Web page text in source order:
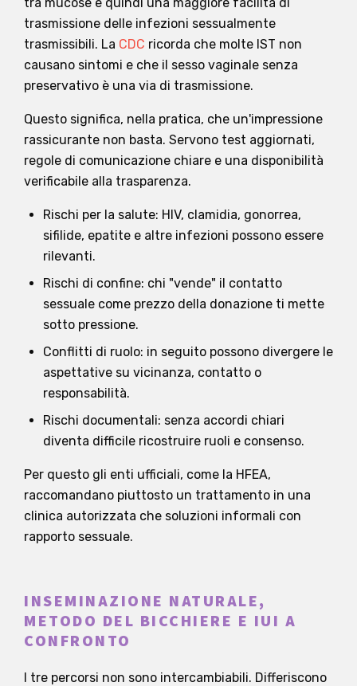
trasmissione delle infezioni sessualmente
trasmissibili. La CDC ricorda che molte IST non
causano sintomi e che il sesso vaginale senza
preservativo è una via di trasmissione.
Questo significa, nella pratica, che un'impressione
rassicurante non basta. Servono test aggiornati,
regole di comunicazione chiare e una disponibilità
verificabile alla trasparenza.
Rischi per la salute: HIV, clamidia, gonorrea,
sifilide, epatite e altre infezioni possono essere
rilevanti.
Rischi di confine: chi "vende" il contatto
sessuale come prezzo della donazione ti mette
sotto pressione.
Conflitti di ruolo: in seguito possono divergere le
aspettative su vicinanza, contatto o
responsabilità.
Rischi documentali: senza accordi chiari
diventa difficile ricostruire ruoli e consenso.
Per questo gli enti ufficiali, come la HFEA,
raccomandano piuttosto un trattamento in una
clinica autorizzata che soluzioni informali con
rapporto sessuale.
INSEMINAZIONE NATURALE,
METODO DEL BICCHIERE E IUI A
CONFRONTO
I tre percorsi non sono intercambiabili. Differiscono